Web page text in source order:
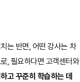
는 반면, 어떤 강사는 차
, 필요하다면 고객센터와
고 꾸준히 학습하는 데